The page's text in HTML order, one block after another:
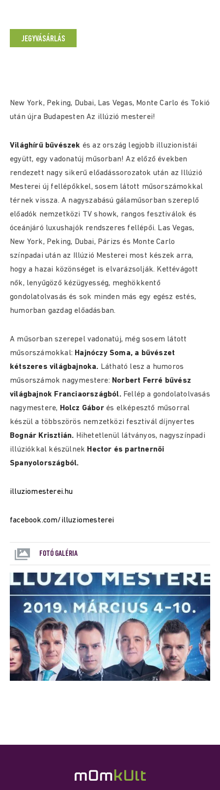
JEGYVÁSÁRLÁS
New York, Peking, Dubai, Las Vegas, Monte Carlo és Tokió
után újra Budapesten Az illúzió mesterei!
Világhírű bűvészek és az ország legjobb illuzionistái
együtt, egy vadonatúj műsorban! Az előző években
rendezett nagy sikerű előadássorozatok után az Illúzió
Mesterei új fellépőkkel, sosem látott műsorszámokkal
térnek vissza. A nagyszabású gálaműsorban szereplő
előadók nemzetközi TV showk, rangos fesztiválok és
óceánjáró luxushajók rendszeres fellépői. Las Vegas,
New York, Peking, Dubai, Párizs és Monte Carlo
színpadai után az Illúzió Mesterei most készek arra,
hogy a hazai közönséget is elvarázsolják. Kettévágott
nők, lenyűgöző kézügyesség, meghökkentő
gondolatolvasás és sok minden más egy egész estés,
humorban gazdag előadásban.
A műsorban szerepel vadonatúj, még sosem látott
műsorszámokkal: Hajnóczy Soma, a bűvészet
kétszeres világbajnoka. Látható lesz a humoros
műsorszámok nagymestere: Norbert Ferré bűvész
világbajnok Franciaországból.Fellép a gondolatolvasás
nagymestere, Holcz Gáborés elképesztő műsorral
készül a többszörös nemzetközi fesztivál díjnyertes
Bognár Krisztián. Hihetetlenül látványos, nagyszínpadi
illúziókkal készülnek Hector és partnernői
Spanyolországból.
illuziomesterei.hu
facebook.com/illuziomesterei
FOTÓ GALÉRIA